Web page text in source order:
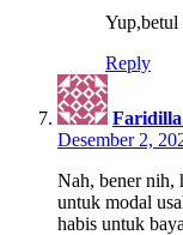
Yup,betul
Reply
Desember 2,
Nah, bener nih,
untuk modal
habis untuk